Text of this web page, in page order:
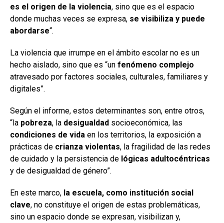
es el origen de la violencia, sino que es el espacio
donde muchas veces se expresa, se visibiliza y puede
abordarse“.
La violencia que irrumpe en el ámbito escolar no es un
hecho aislado, sino que es “un fenómeno complejo
atravesado por factores sociales, culturales, familiares y
digitales”.
Según el informe, estos determinantes son, entre otros,
“la pobreza, la desigualdad socioeconómica, las
condiciones de vida en los territorios, la exposición a
prácticas de crianza violentas, la fragilidad de las redes
de cuidado y la persistencia de lógicas adultocéntricas
y de desigualdad de género”.
En este marco, la escuela, como institución social
clave, no constituye el origen de estas problemáticas,
sino un espacio donde se expresan, visibilizan y,